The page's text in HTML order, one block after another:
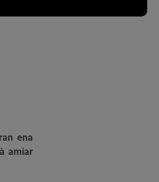
ena
amiar